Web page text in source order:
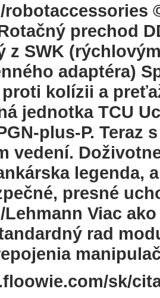
prechod
z SWK
adaptéra)
proti kolízii a
jednotka TCU
plus-P. Teraz
vedení.
legenda,
presné
Viac
rad
sk/